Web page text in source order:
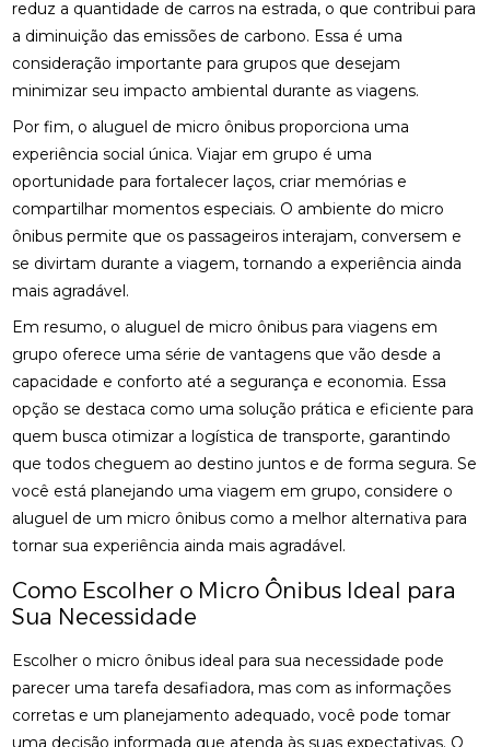
reduz a quantidade de carros na estrada, o que contribui para
a diminuição das emissões de carbono. Essa é uma
consideração importante para grupos que desejam
minimizar seu impacto ambiental durante as viagens.
Por fim, o aluguel de micro ônibus proporciona uma
experiência social única. Viajar em grupo é uma
oportunidade para fortalecer laços, criar memórias e
compartilhar momentos especiais. O ambiente do micro
ônibus permite que os passageiros interajam, conversem e
se divirtam durante a viagem, tornando a experiência ainda
mais agradável.
Em resumo, o aluguel de micro ônibus para viagens em
grupo oferece uma série de vantagens que vão desde a
capacidade e conforto até a segurança e economia. Essa
opção se destaca como uma solução prática e eficiente para
quem busca otimizar a logística de transporte, garantindo
que todos cheguem ao destino juntos e de forma segura. Se
você está planejando uma viagem em grupo, considere o
aluguel de um micro ônibus como a melhor alternativa para
tornar sua experiência ainda mais agradável.
Como Escolher o Micro Ônibus Ideal para
Sua Necessidade
Escolher o micro ônibus ideal para sua necessidade pode
parecer uma tarefa desafiadora, mas com as informações
corretas e um planejamento adequado, você pode tomar
uma decisão informada que atenda às suas expectativas. O